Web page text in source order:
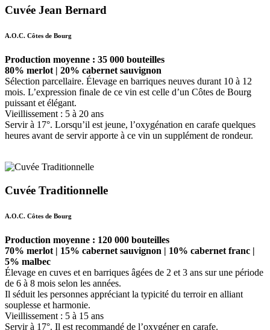
Cuvée Jean Bernard
A.O.C. Côtes de Bourg
Production moyenne : 35 000 bouteilles
80% merlot | 20% cabernet sauvignon
Sélection parcellaire. Élevage en barriques neuves durant 10 à 12
mois. L’expression finale de ce vin est celle d’un Côtes de Bourg
puissant et élégant.
Vieillissement : 5 à 20 ans
Servir à 17°. Lorsqu’il est jeune, l’oxygénation en carafe quelques
heures avant de servir apporte à ce vin un supplément de rondeur.
Cuvée Traditionnelle
A.O.C. Côtes de Bourg
Production moyenne : 120 000 bouteilles
70% merlot | 15% cabernet sauvignon | 10% cabernet franc |
5% malbec
Élevage en cuves et en barriques âgées de 2 et 3 ans sur une période
de 6 à 8 mois selon les années.
Il séduit les personnes appréciant la typicité du terroir en alliant
souplesse et harmonie.
Vieillissement : 5 à 15 ans
Servir à 17°. Il est recommandé de l’oxygéner en carafe.